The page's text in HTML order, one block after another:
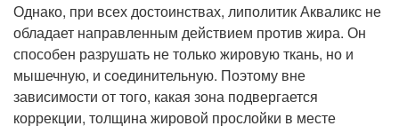
Однако, при всех достоинствах, липолитик Акваликс не
обладает направленным действием против жира. Он
способен разрушать не только жировую ткань, но и
мышечную, и соединительную. Поэтому вне
зависимости от того, какая зона подвергается
коррекции, толщина жировой прослойки в месте